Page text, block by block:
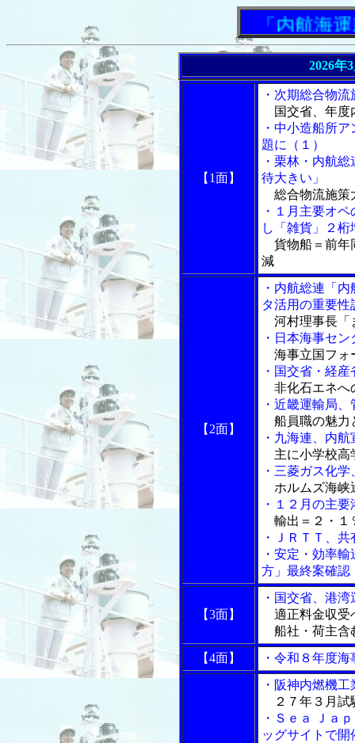
「内航海運新
2026年
【1面】
・次期総合物
国交省、年度
・中小造船所
題に（１）
・栗林・内航
待大きい」
総合物流施策
・１月主要オ
し「雑貨」２桁
貨物船＝前年
減
【2面】
・内航総連「
タ活用の重要性
河村理事長「
・日本海事セ
海事立国フォ
・国交省・経
非化石エネへ
・近畿運輸局
船員職の魅力
・九海連、内
主に小学校高
・三菱ガス化
ホルムズ海峡
・１２月の主
輸出＝２・１
・ＪＲＴＴ、
・安定・効率
方」最終案確認
【3面】
・国交省、港
適正料金収受
船社・荷主含
【4面】
・令和８年度
・阪神内燃機
２７年３月試
・Ｓｅａ Ｊａ
ッグサイトで開